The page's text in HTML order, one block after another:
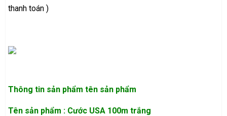
thanh toán )
Thông tin sản phẩm tên sản phẩm
Tên sản phẩm : Cước USA 100m trắng